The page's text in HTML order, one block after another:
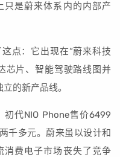
只是蔚来体系内的内部产
点：它出现在“蔚来科技
芯片、智能驾驶路线图并
的新产品线。
代NIO Phone售价6499
千多元。蔚来虽以设计和
消费电子市场丧失了竞争